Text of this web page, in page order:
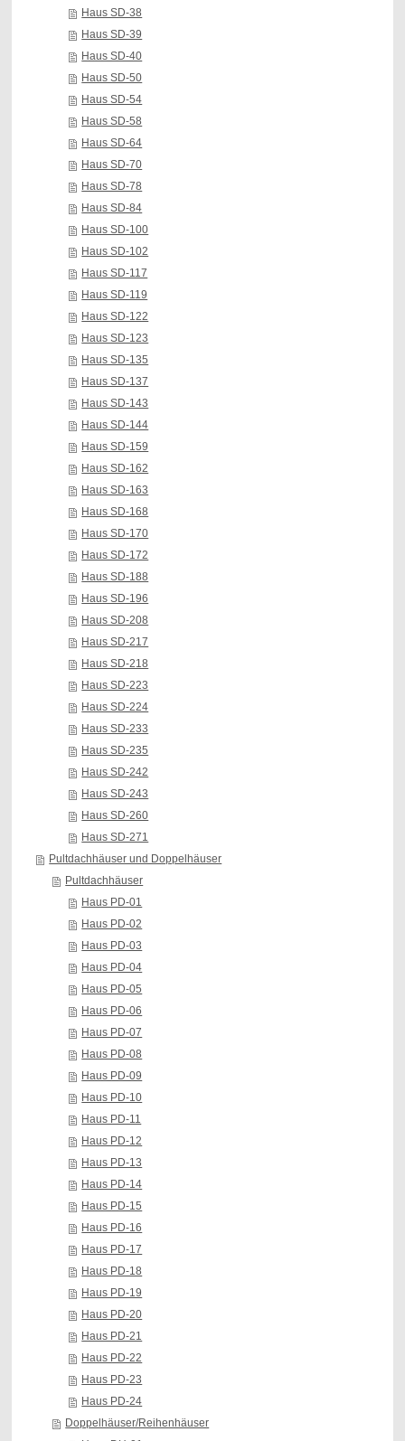
Haus SD-38
Haus SD-39
Haus SD-40
Haus SD-50
Haus SD-54
Haus SD-58
Haus SD-64
Haus SD-70
Haus SD-78
Haus SD-84
Haus SD-100
Haus SD-102
Haus SD-117
Haus SD-119
Haus SD-122
Haus SD-123
Haus SD-135
Haus SD-137
Haus SD-143
Haus SD-144
Haus SD-159
Haus SD-162
Haus SD-163
Haus SD-168
Haus SD-170
Haus SD-172
Haus SD-188
Haus SD-196
Haus SD-208
Haus SD-217
Haus SD-218
Haus SD-223
Haus SD-224
Haus SD-233
Haus SD-235
Haus SD-242
Haus SD-243
Haus SD-260
Haus SD-271
Pultdachhäuser und Doppelhäuser
Pultdachhäuser
Haus PD-01
Haus PD-02
Haus PD-03
Haus PD-04
Haus PD-05
Haus PD-06
Haus PD-07
Haus PD-08
Haus PD-09
Haus PD-10
Haus PD-11
Haus PD-12
Haus PD-13
Haus PD-14
Haus PD-15
Haus PD-16
Haus PD-17
Haus PD-18
Haus PD-19
Haus PD-20
Haus PD-21
Haus PD-22
Haus PD-23
Haus PD-24
Doppelhäuser/Reihenhäuser